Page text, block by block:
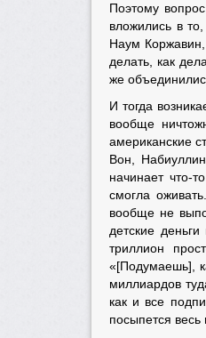
Поэтому
вложились в
Наум
делать, как
же
И тогда
вообще
американские
Вон,
начинает что-
смогла
вообще не
детские
триллион
«[Подумаешь],
миллиардов
как и все
посыпется весь